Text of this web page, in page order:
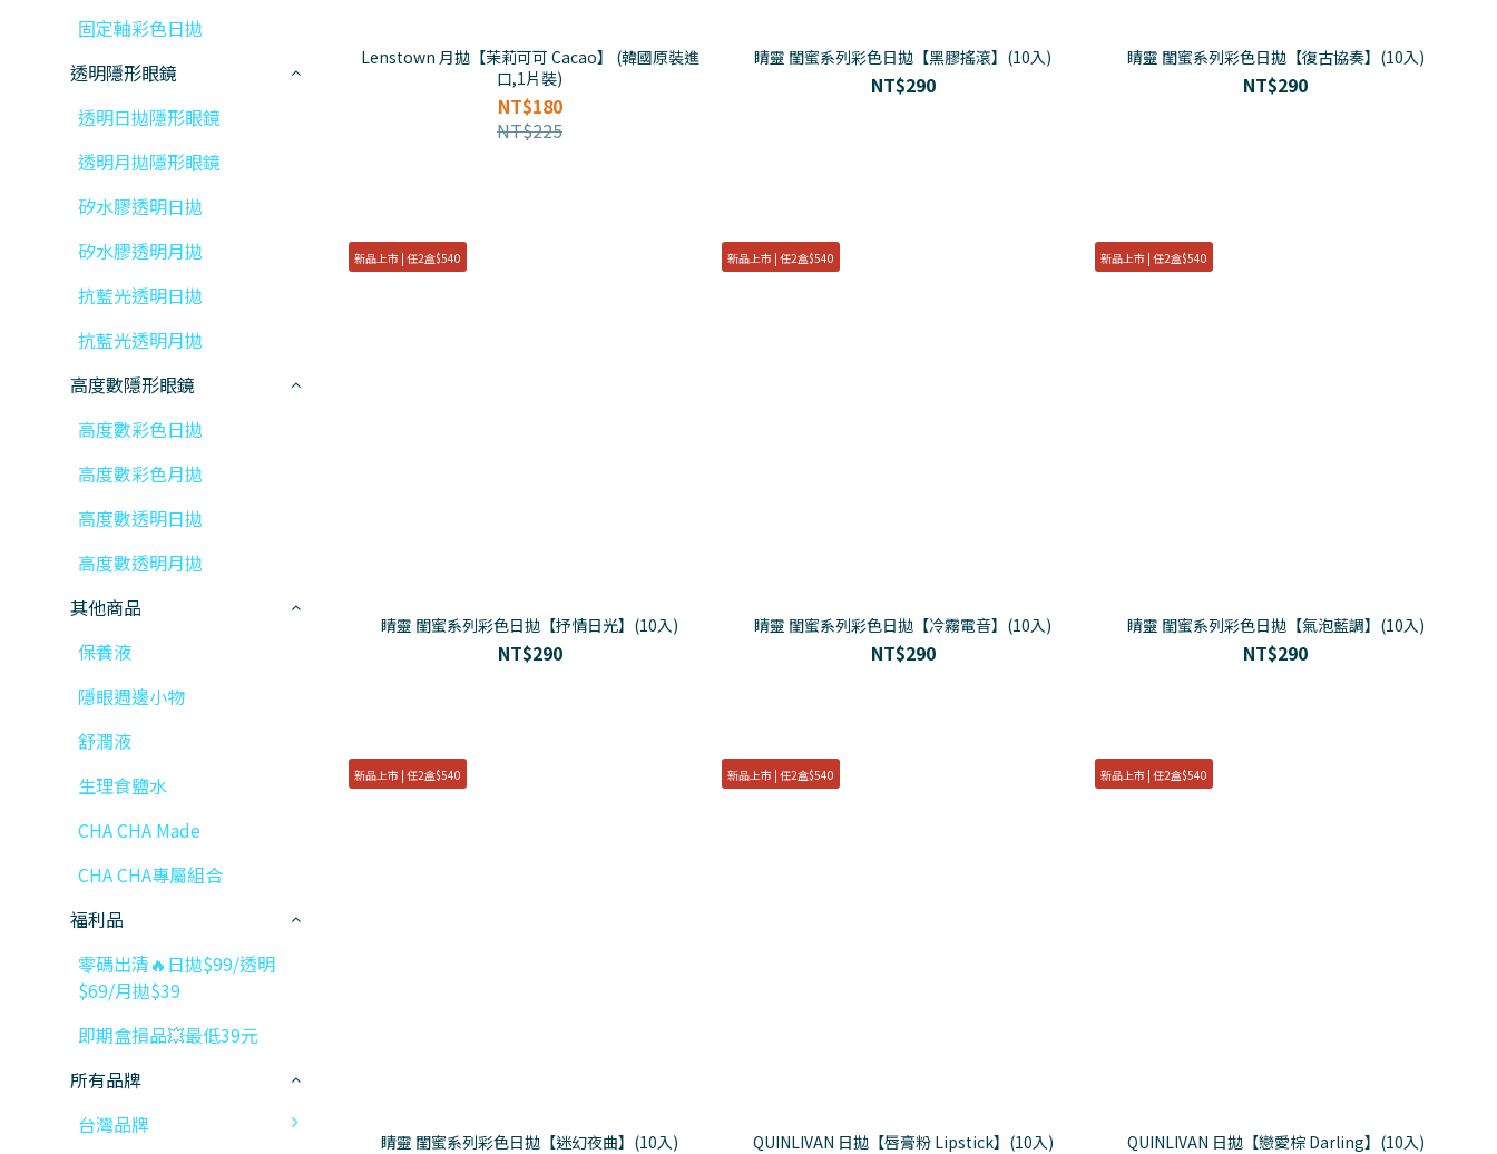
固定軸彩色日拋
透明隱形眼鏡
透明日拋隱形眼鏡
透明月拋隱形眼鏡
矽水膠透明日拋
矽水膠透明月拋
抗藍光透明日拋
抗藍光透明月拋
高度數隱形眼鏡
高度數彩色日拋
高度數彩色月拋
高度數透明日拋
高度數透明月拋
其他商品
保養液
隱眼週邊小物
舒潤液
生理食鹽水
CHA CHA Made
CHA CHA專屬組合
福利品
零碼出清🔥日拋$99/透明
$69/月拋$39
即期盒損品💥最低39元
所有品牌
台灣品牌
Lenstown 月拋【茉莉可可 Cacao】 (韓國原裝進
口,1片裝)
NT$180
NT$225
睛靈 閨蜜系列彩色日拋【黑膠搖滾】(10入)
NT$290
睛靈 閨蜜系列彩色日拋【復古協奏】(10入)
NT$290
新品上市 | 任2盒$540
睛靈 閨蜜系列彩色日拋【抒情日光】(10入)
NT$290
新品上市 | 任2盒$540
睛靈 閨蜜系列彩色日拋【冷霧電音】(10入)
NT$290
新品上市 | 任2盒$540
睛靈 閨蜜系列彩色日拋【氣泡藍調】(10入)
NT$290
新品上市 | 任2盒$540
睛靈 閨蜜系列彩色日拋【迷幻夜曲】(10入)
新品上市 | 任2盒$540
QUINLIVAN 日拋【唇膏粉 Lipstick】(10入)
新品上市 | 任2盒$540
QUINLIVAN 日拋【戀愛棕 Darling】(10入)